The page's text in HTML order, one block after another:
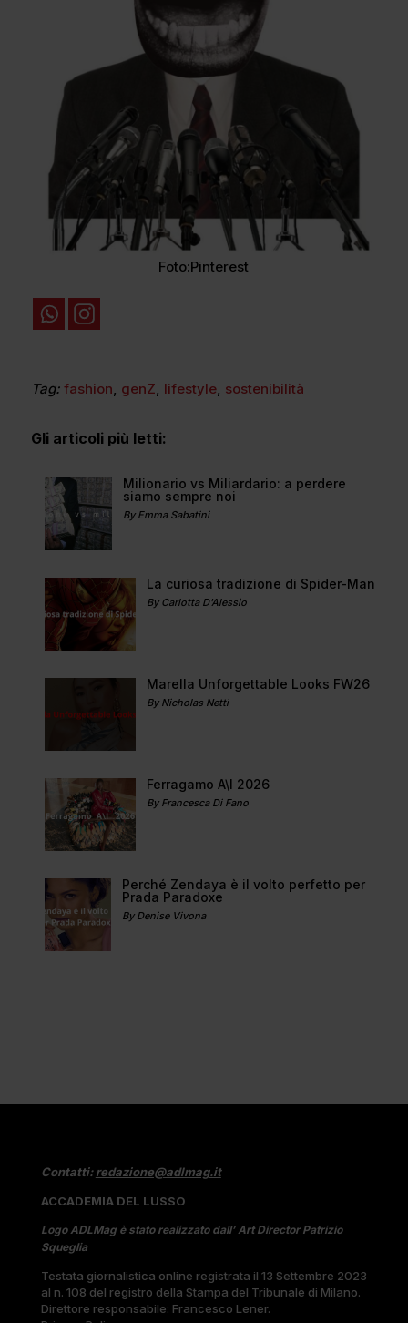
Foto:Pinterest
Tag: fashion, genZ, lifestyle, sostenibilità
Gli articoli più letti:
Milionario vs Miliardario: a perdere
siamo sempre noi
By Emma Sabatini
La curiosa tradizione di Spider-Man
By Carlotta D'Alessio
Marella Unforgettable Looks FW26
By Nicholas Netti
Ferragamo A\I 2026
By Francesca Di Fano
Perché Zendaya è il volto perfetto per
Prada Paradoxe
By Denise Vivona
Contatti:redazione@adlmag.it
ACCADEMIA DEL LUSSO
Logo ADLMag è stato realizzato dall’ Art Director Patrizio
Squeglia
Testata giornalistica online registrata il 13 Settembre 2023
al n. 108 del registro della Stampa del Tribunale di Milano.
Direttore responsabile: Francesco Lener.